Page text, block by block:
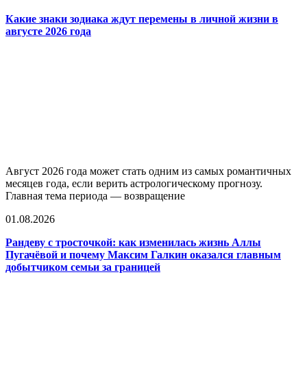
Какие знаки зодиака ждут перемены в личной жизни в
августе 2026 года
Август 2026 года может стать одним из самых романтичных
месяцев года, если верить астрологическому прогнозу.
Главная тема периода — возвращение
01.08.2026
Рандеву с тросточкой: как изменилась жизнь Аллы
Пугачёвой и почему Максим Галкин оказался главным
добытчиком семьи за границей